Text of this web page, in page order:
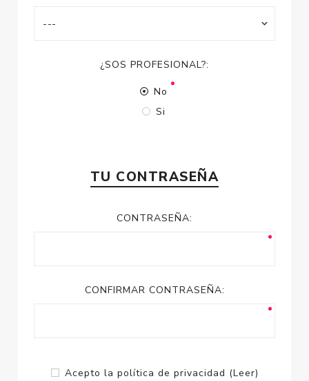
¿SOS PROFESIONAL?:
No
Si
TU CONTRASEÑA
CONTRASEÑA:
CONFIRMAR CONTRASEÑA:
Acepto la política de privacidad (Leer)